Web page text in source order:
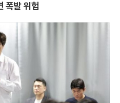
폭발 위험